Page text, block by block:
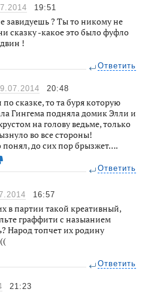
19:51
завидуешь ? Ты то никому не
сказку -какое это было фуфло
!
Ответить
20:48
сказке, то та буря которую
Гингема подняла домик Элли и
на голову ведьме, только
во все стороны!
понял, до сих пор брызжет….
Ответить
16:57
в партии такой креативный,
граффити с назыанием
Народ топчет их родину
Ответить
21:23